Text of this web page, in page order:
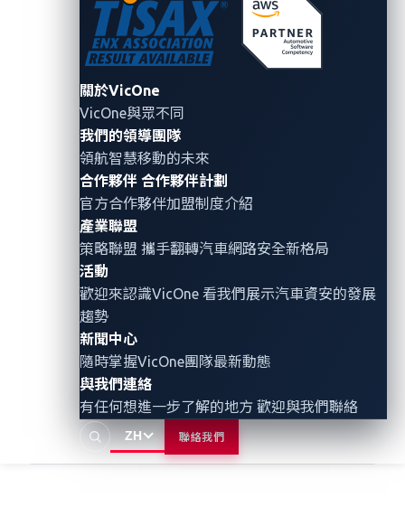
關於VicOne
VicOne與眾不同
我們的領導團隊
領航智慧移動的未來
合作夥伴 合作夥伴計劃
官方合作夥伴加盟制度介紹
產業聯盟
策略聯盟 攜手翻轉汽車網路安全新格局
活動
歡迎來認識VicOne 看我們展示汽車資安的發展
趨勢
新聞中心
隨時掌握VicOne團隊最新動態
與我們連絡
有任何想進一步了解的地方 歡迎與我們聯絡
ZH 聯絡我們
About the Author
VicOne
VicOne是車用資安解決方案領導品牌，
致力於保護軟體定義車輛（SDV）、電
動車充電基礎設施，以及新興的
Physical AI 應用安全。作為 Trend
Micro 趨勢科技⁠旗下子公司，VicOne 承
襲趨勢科技超過 30 年的資安技術與經
驗，為汽車產業提供先進的安全防護能
力與深度威脅洞察，協助客戶打造兼具
智慧化與安全性的下一代產品與系統。